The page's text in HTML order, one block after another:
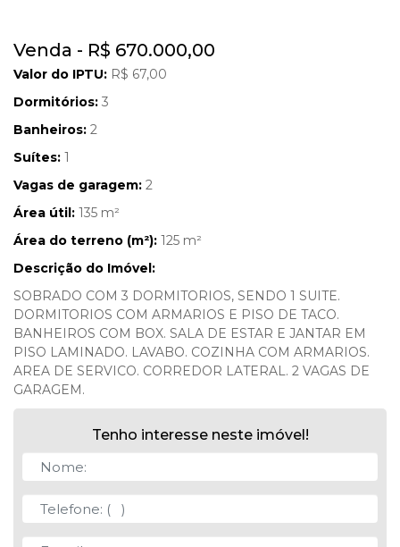
Venda - R$ 670.000,00
Valor do IPTU: R$ 67,00
Dormitórios: 3
Banheiros: 2
Suítes: 1
Vagas de garagem: 2
Área útil: 135 m²
Área do terreno (m²): 125 m²
Descrição do Imóvel:
SOBRADO COM 3 DORMITORIOS, SENDO 1 SUITE.
DORMITORIOS COM ARMARIOS E PISO DE TACO.
BANHEIROS COM BOX. SALA DE ESTAR E JANTAR EM
PISO LAMINADO. LAVABO. COZINHA COM ARMARIOS.
AREA DE SERVICO. CORREDOR LATERAL. 2 VAGAS DE
GARAGEM.
Tenho interesse neste imóvel!